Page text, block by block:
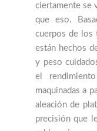
ciertamente se
que eso.
cuerpos de los
están hechos
y peso
el
maquinadas a
aleación de
precisión que